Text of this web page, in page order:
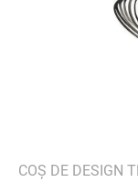
COȘ DE DESIGN